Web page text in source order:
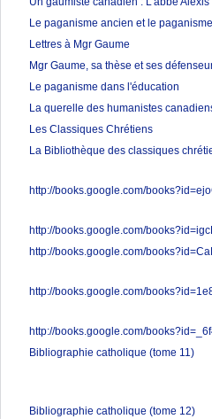
Le paganisme ancien et le
Lettres à Mgr Gaume
Mgr Gaume, sa thèse et ses
Le paganisme dans l'éducation
La querelle des humanistes
Les Classiques Chrétiens
La Bibliothèque des classiques
http://books.google.com/
http://books.google.com/
http://books.google.com/
http://books.google.com/
http://books.google.com/
Bibliographie catholique (tome 11)
Bibliographie catholique (tome 12)